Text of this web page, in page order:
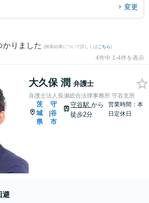
たい』などでお困りの相談者さんにおすすめです。
変更
かりました (検索結果について詳しくは こちら)
4件中 1-4件を表示
大久保 潤 弁護士
弁護士法人長瀬総合法律事務所 守谷支所
茨
城
県
|
守
谷
市
守谷駅から
徒歩2分
営業時間：本
日定休日
避